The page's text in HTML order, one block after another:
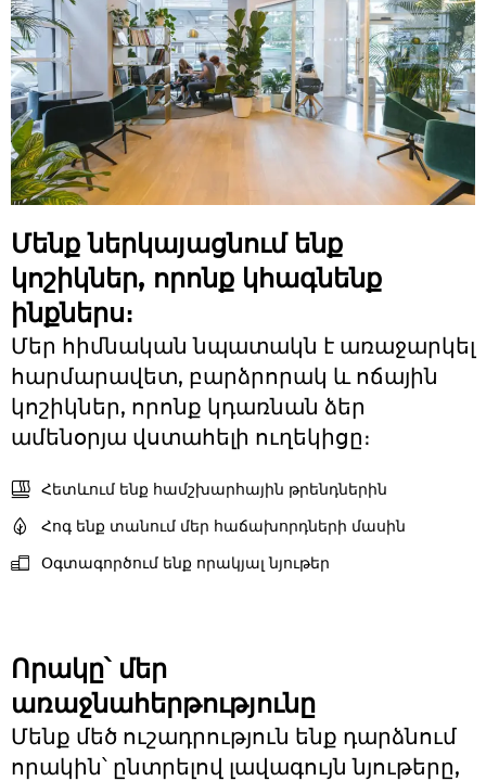
Մենք ներկայացնում ենք
կոշիկներ, որոնք կհագնենք
ինքներս։
Մեր հիմնական նպատակն է առաջարկել
հարմարավետ, բարձրորակ և ոճային
կոշիկներ, որոնք կդառնան ձեր
ամենօրյա վստահելի ուղեկիցը։
Հետևում ենք համշխարհային թրենդներին
Հոգ ենք տանում մեր հաճախորդների մասին
Օգտագործում ենք որակյալ նյութեր
Որակը՝ մեր
առաջնահերթությունը
Մենք մեծ ուշադրություն ենք դարձնում
որակին՝ ընտրելով լավագույն նյութերը,